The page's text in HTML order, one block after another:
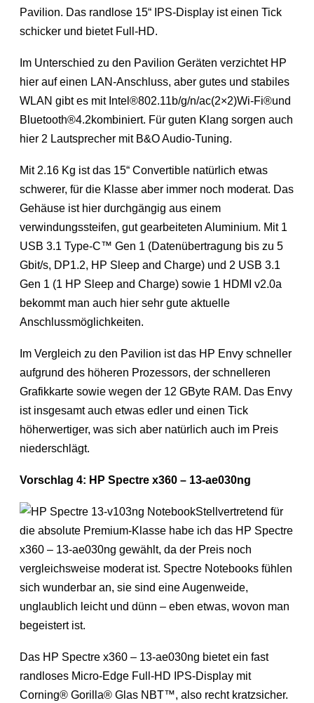
Pavilion. Das randlose 15“ IPS-Display ist einen Tick
schicker und bietet Full-HD.
Im Unterschied zu den Pavilion Geräten verzichtet HP
hier auf einen LAN-Anschluss, aber gutes und stabiles
WLAN gibt es mit Intel®802.11b/g/n/ac(2×2)Wi-Fi®und
Bluetooth®4.2kombiniert. Für guten Klang sorgen auch
hier 2 Lautsprecher mit B&O Audio-Tuning.
Mit 2.16 Kg ist das 15“ Convertible natürlich etwas
schwerer, für die Klasse aber immer noch moderat. Das
Gehäuse ist hier durchgängig aus einem
verwindungssteifen, gut gearbeiteten Aluminium. Mit 1
USB 3.1 Type-C™ Gen 1 (Datenübertragung bis zu 5
Gbit/s, DP1.2, HP Sleep and Charge) und 2 USB 3.1
Gen 1 (1 HP Sleep and Charge) sowie 1 HDMI v2.0a
bekommt man auch hier sehr gute aktuelle
Anschlussmöglichkeiten.
Im Vergleich zu den Pavilion ist das HP Envy schneller
aufgrund des höheren Prozessors, der schnelleren
Grafikkarte sowie wegen der 12 GByte RAM. Das Envy
ist insgesamt auch etwas edler und einen Tick
höherwertiger, was sich aber natürlich auch im Preis
niederschlägt.
Vorschlag 4: HP Spectre x360 – 13-ae030ng
Stellvertretend für
die absolute Premium-Klasse habe ich das HP Spectre
x360 – 13-ae030ng gewählt, da der Preis noch
vergleichsweise moderat ist. Spectre Notebooks fühlen
sich wunderbar an, sie sind eine Augenweide,
unglaublich leicht und dünn – eben etwas, wovon man
begeistert ist.
Das HP Spectre x360 – 13-ae030ng bietet ein fast
randloses Micro-Edge Full-HD IPS-Display mit
Corning® Gorilla® Glas NBT™, also recht kratzsicher.